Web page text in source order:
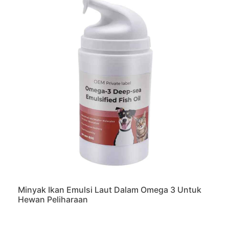
Minyak Ikan Emulsi Laut Dalam Omega 3 Untuk
Hewan Peliharaan